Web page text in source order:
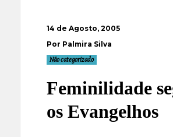
14 de Agosto, 2005
Por Palmira Silva
Não categorizado
Feminilidade
os Evangelhos